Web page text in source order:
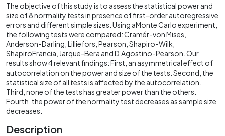
The objective of this study is to assess the statistical power and
size of 8 normality tests in presence of first-order autoregressive
errors and different simple sizes. Using aMonte Carlo experiment,
the following tests were compared: Cramér-von Mises,
Anderson-Darling, Lilliefors, Pearson, Shapiro-Wilk,
ShapiroFrancia, Jarque-Bera and D’Agostino-Pearson. Our
results show 4 relevant findings: First, an asymmetrical effect of
autocorrelation on the power and size of the tests. Second, the
statistical size of all tests is affected by the autocorrelation.
Third, none of the tests has greater power than the others.
Fourth, the power of the normality test decreases as sample size
decreases.
Description